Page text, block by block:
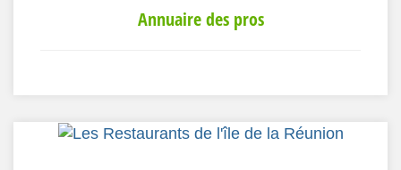
Annuaire des pros